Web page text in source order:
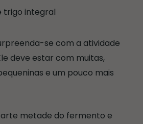
trigo integral
se com a atividade
deve estar com muitas,
e um pouco mais
metade do fermento e